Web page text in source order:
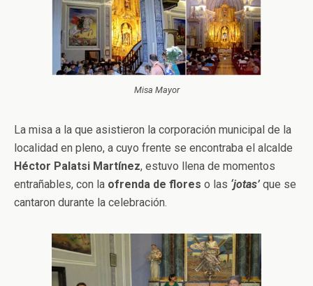
Misa Mayor
La misa a la que asistieron la corporación municipal de la
localidad en pleno, a cuyo frente se encontraba el alcalde
Héctor Palatsi Martínez, estuvo llena de momentos
entrañables, con la ofrenda de flores o las ‘jotas’ que se
cantaron durante la celebración.